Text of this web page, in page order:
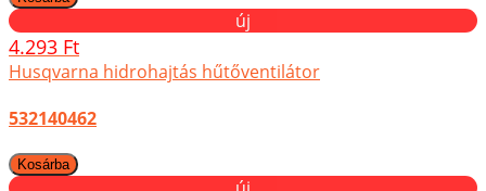
új
4.293 Ft
Husqvarna hidrohajtás hűtőventilátor
532140462